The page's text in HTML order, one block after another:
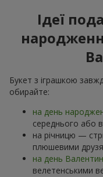
Ідеї
Букет з іграшкою
обирайте:
на день
середнього або
на річницю —
плюшевими
на день
велетенськими